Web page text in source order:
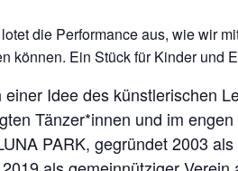
die Performance aus, wie wir
können. Ein Stück für Kinder
Idee des künstlerischen
Tänzer*innen und im
PARK, gegründet 2003